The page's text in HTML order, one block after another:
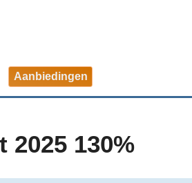
Aanbiedingen
130%